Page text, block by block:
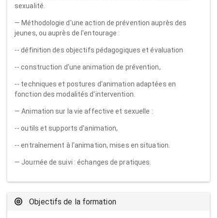
sexualité.
— Méthodologie d'une action de prévention auprès des
jeunes, ou auprès de l'entourage :
-- définition des objectifs pédagogiques et évaluation
-- construction d'une animation de prévention,
-- techniques et postures d'animation adaptées en
fonction des modalités d'intervention.
— Animation sur la vie affective et sexuelle :
-- outils et supports d'animation,
-- entraînement à l'animation, mises en situation.
— Journée de suivi : échanges de pratiques.
Objectifs de la formation